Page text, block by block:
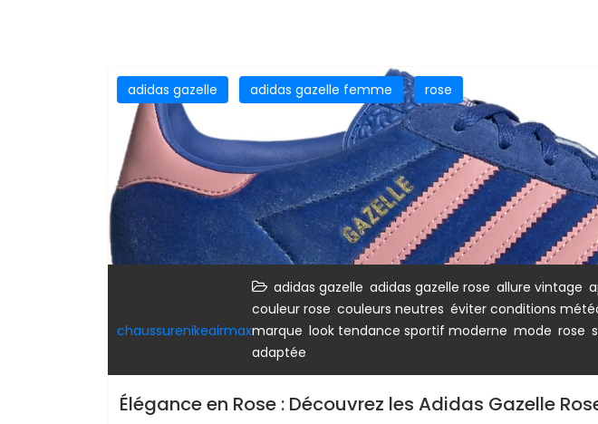
adidas gazelle adidas gazelle femme rose
chaussurenikeairmax
adidas gazelle adidas gazelle rose allure vintage
couleur rose couleurs neutres éviter conditions
marque look tendance sportif moderne mode rose
adaptée
Élégance en Rose : Découvrez les Adidas Gazelle